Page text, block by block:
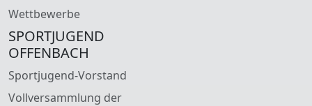
Wettbewerbe
SPORTJUGEND
OFFENBACH
Sportjugend-Vorstand
Vollversammlung der